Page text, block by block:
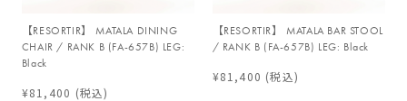
【RESORTIR】 MATALA DINING
CHAIR / RANK B (FA-657B) LEG:
Black
¥81,400 (税込)
【RESORTIR】 MATALA BAR STOOL
/ RANK B (FA-657B) LEG: Black
¥81,400 (税込)